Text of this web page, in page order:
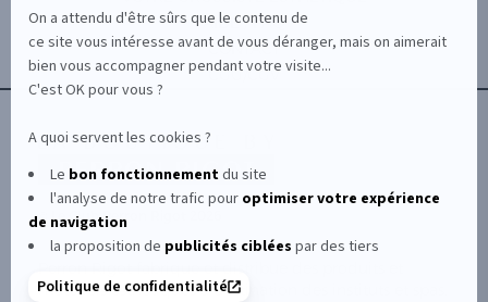
sur
Axeptio
On a attendu d'être sûrs que le contenu de
ce site vous intéresse avant de vous déranger, mais on aimerait
bien vous accompagner pendant votre visite...
C'est OK pour vous ?
A quoi servent les cookies ?
Le bon fonctionnementdu site
l'analyse de notre trafic pour optimiservotre expérience
de navigation
la proposition de publicités ciblées par des tiers
Politique de confidentialité
AIDE / FAQ
CONTACT
CGU/CGV
© Le Club Perron Rigot 2026
matériels esthétiques à destination des instituts et spas.